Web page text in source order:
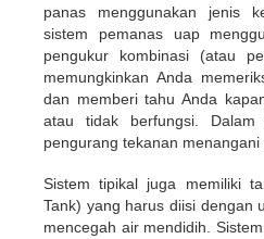
panas menggunakan jenis
sistem pemanas uap
pengukur kombinasi (atau
memungkinkan Anda
dan memberi tahu Anda
atau tidak berfungsi. Dalam
pengurang tekanan menangani
Sistem tipikal juga memiliki
Tank) yang harus diisi dengan
mencegah air mendidih.